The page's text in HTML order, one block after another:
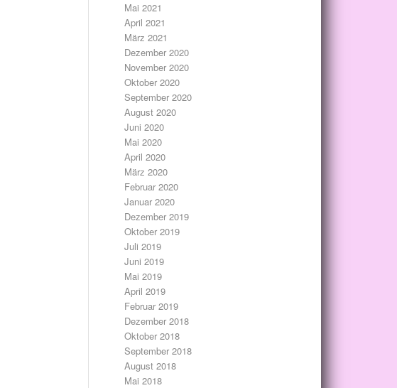
Mai 2021
April 2021
März 2021
Dezember 2020
November 2020
Oktober 2020
September 2020
August 2020
Juni 2020
Mai 2020
April 2020
März 2020
Februar 2020
Januar 2020
Dezember 2019
Oktober 2019
Juli 2019
Juni 2019
Mai 2019
April 2019
Februar 2019
Dezember 2018
Oktober 2018
September 2018
August 2018
Mai 2018